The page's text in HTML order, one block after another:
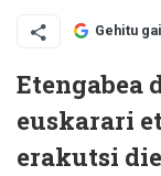
Gehitu
Etengabea
euskarari
erakutsi